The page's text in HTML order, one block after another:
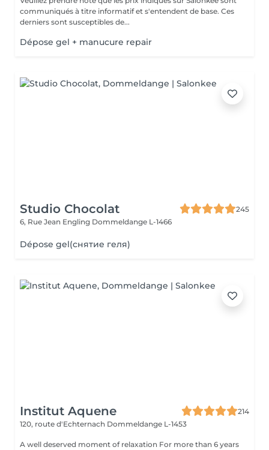
communiqués à titre informatif et s'entendent de base. Ces
derniers sont susceptibles de...
Dépose gel + manucure repair
Studio Chocolat
245
6, Rue Jean Engling Dommeldange L-1466
Dépose gel(снятие геля)
Institut Aquene
214
120, route d'Echternach Dommeldange L-1453
A well deserved moment of relaxation For more than 6 years